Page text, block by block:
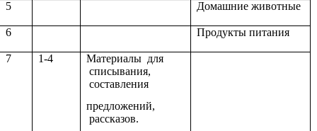
5 Домашние животные
6 Продукты питания
7 1-4
Материалы для
списывания,
составления
предложений,
рассказов.